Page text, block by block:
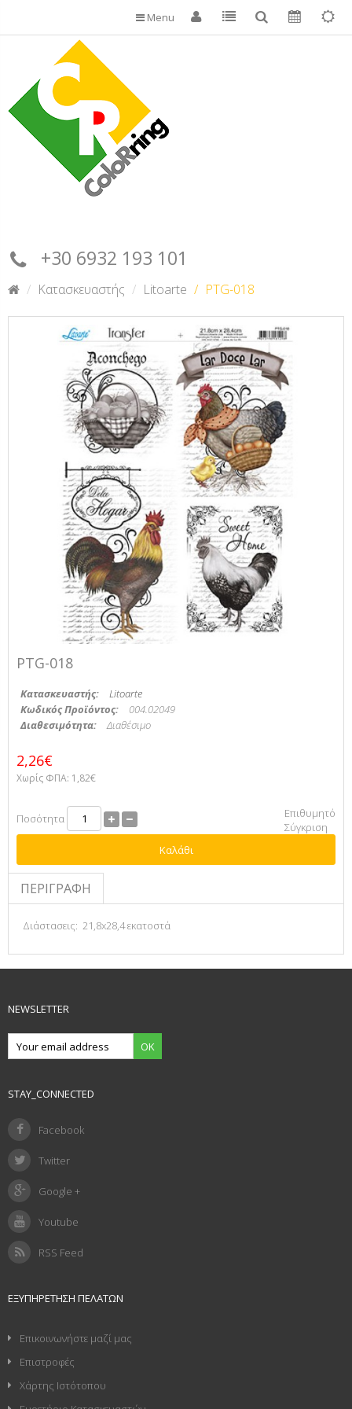
Menu
+30 6932 193 101
Κατασκευαστής Litoarte PTG-018
PTG-018
Κατασκευαστής:
Litoarte
Κωδικός Προϊόντος:
004.02049
Διαθεσιμότητα:
Διαθέσιμο
2,26€
Χωρίς ΦΠΑ: 1,82€
Ποσότητα
Επιθυμητό
Σύγκριση
Καλάθι
ΠΕΡΙΓΡΑΦΉ
Διάστασεις: 21,8x28,4 εκατοστά
NEWSLETTER
OK
STAY_CONNECTED
Facebook
Twitter
Google +
Youtube
RSS Feed
ΕΞΥΠΗΡΈΤΗΣΗ ΠΕΛΑΤΏΝ
Επικοινωνήστε μαζί μας
Επιστροφές
Χάρτης Ιστότοπου